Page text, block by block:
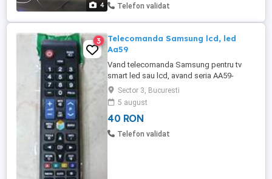
4 Telefon validat
3
Telecomanda Samsung lcd, led
Aa59
Vand telecomanda Samsung pentru tv
smart led sau lcd, avand seria AA59-
00594A. Functioneaza pe mai multe
modele, inclusiv tv plasma si dvd blue-ray.
Nu fac schimburi !
Sector 3, Bucuresti
5 august
40 RON
Telefon validat